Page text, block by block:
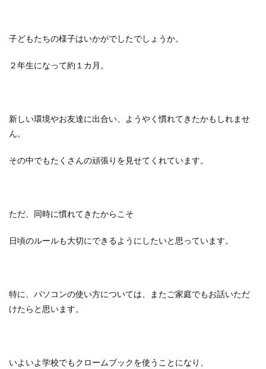
子どもたちの様子はいかがでしたでしょうか。
２年生になって約１カ月。
新しい環境やお友達に出合い、ようやく慣れてきたかもしれませ
ん。
その中でもたくさんの頑張りを見せてくれています。
ただ、同時に慣れてきたからこそ
日頃のルールも大切にできるようにしたいと思っています。
特に、パソコンの使い方については、またご家庭でもお話いただ
けたらと思います。
いよいよ学校でもクロームブックを使うことになり、